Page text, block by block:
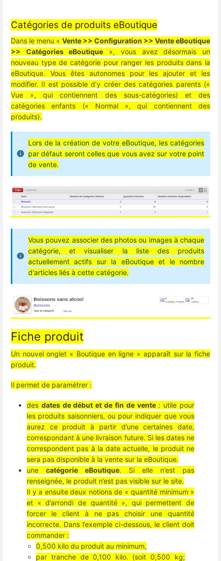
Catégories de produits eBoutique
Dans le menu « Vente >> Configuration >> Vente eBoutique
>> Catégories eBoutique », vous avez désormais un
nouveau type de catégorie pour ranger les produits dans la
eBoutique. Vous êtes autonomes pour les ajouter et les
modifier. Il est possible d’y créer des catégories parents («
Vue », qui contiennent des sous-catégories) et des
catégories enfants (« Normal », qui contiennent des
produits).
Lors de la création de votre eBoutique, les catégories
par défaut seront celles que vous avez sur votre point
de vente.
Vous pouvez associer des photos ou images à chaque
catégorie, et visualiser la liste des produits
actuellement actifs sur la eBoutique et le nombre
d'articles liés à cette catégorie.
Fiche produit
Un nouvel onglet « Boutique en ligne » apparaît sur la fiche
produit.
Il permet de paramétrer :
des dates de début et de fin de vente: utile pour
les produits saisonniers, ou pour indiquer que vous
aurez ce produit à partir d’une certaines date,
correspondant à une livraison future. Si les dates ne
correspondent pas à la date actuelle, le produit ne
sera pas disponible à la vente sur la eBoutique.
une catégorie eBoutique. Si elle n’est pas
renseignée, le produit n’est pas visible sur le site.
Il y a ensuite deux notions de « quantité minimum »
et « d’arrondi de quantité », qui permettent de
forcer le client à ne pas choisir une quantité
incorrecte. Dans l’exemple ci-dessous, le client doit
commander :
0,500 kilo du produit au minimum,
par tranche de 0,100 kilo. (soit 0,500 kg;